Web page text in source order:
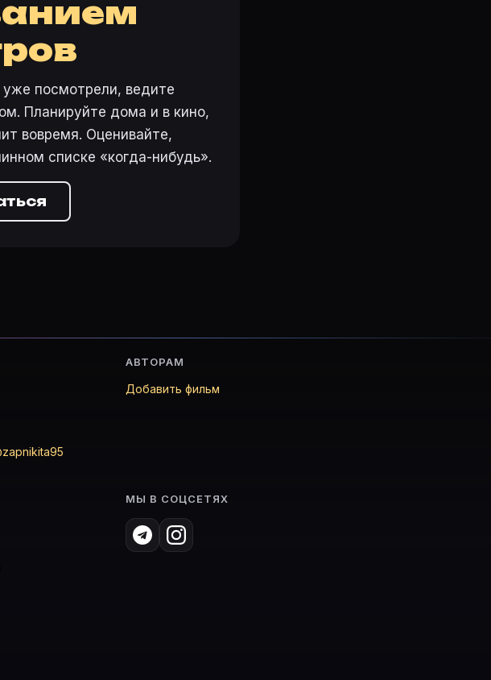
посмотрели, ведите
Планируйте дома и в кино,
вовремя. Оценивайте,
списке «когда-нибудь».
АВТОРАМ
Добавить фильм
МЫ В СОЦСЕТЯХ